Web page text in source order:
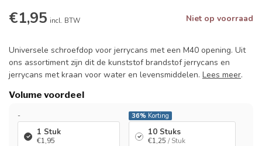
€1,95 incl. BTW Niet op voorraad
Universele schroefdop voor jerrycans met een M40 opening. Uit
ons assortiment zijn dit de kunststof brandstof jerrycans en
jerrycans met kraan voor water en levensmiddelen. Lees meer.
Volume voordeel
-
1 Stuk
€1,95
36% Korting
10 Stuks
€1,25 / Stuk